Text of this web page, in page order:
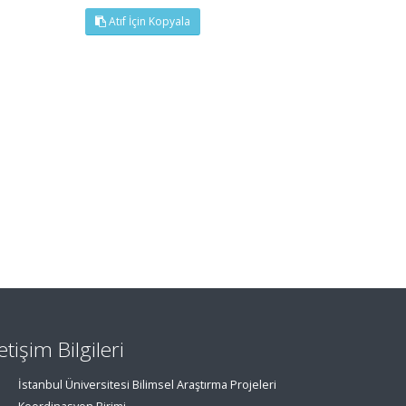
Atıf İçin Kopyala
Bilgileri
İstanbul Üniversitesi Bilimsel Araştırma Projeleri